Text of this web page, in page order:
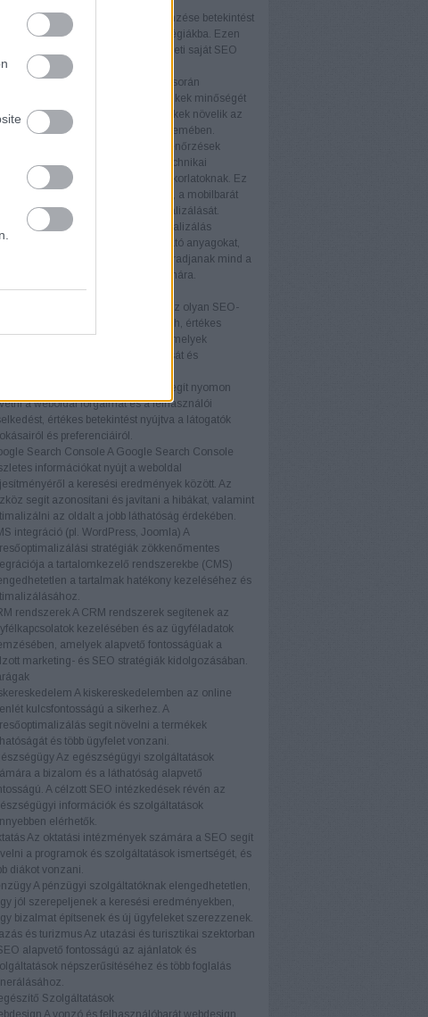
A versenytársak elemzése betekintést
a piaci trendekbe és sikeres stratégiákba. Ezen
felhasználásával fejlesztheti saját SEO
és versenyelőnyhöz juthat.
elemzés
A backlink elemzés során
a weboldalra mutató linkek minőségét
A kiváló minőségű linkek növelik az
hitelességét a keresőmotorok szemében.
A technikai ellenőrzések
hogy a weboldal minden technikai
megfeleljen a legjobb gyakorlatoknak. Ez
foglalja a betöltési sebesség, a mobilbarát
és az indexelhetőség optimalizálását.
A tartalomoptimalizálás
javítja az oldalon található anyagokat,
azok relevánsak és vonzóak maradjanak mind a
mind a keresőmotorok számára.
Az olyan SEO-
mint az Ahrefs és a SEMrush, értékes
és elemzéseket nyújtanak, amelyek
a SEO stratégiák kialakítását és
A Google Analytics segít nyomon
a weboldal forgalmát és a felhasználói
értékes betekintést nyújtva a látogatók
és preferenciáiról.
Search Console A Google Search Console
információkat nyújt a weboldal
a keresési eredmények között. Az
segít azonosítani és javítani a hibákat, valamint
az oldalt a jobb láthatóság érdekében.
integráció (pl. WordPress, Joomla) A
stratégiák zökkenőmentes
a tartalomkezelő rendszerekbe (CMS)
a tartalmak hatékony kezeléséhez és
rendszerekA CRM rendszerek segítenek az
kezelésében és az ügyféladatok
amelyek alapvető fontosságúak a
marketing- és SEO stratégiák kidolgozásában.
A kiskereskedelemben az online
kulcsfontosságú a sikerhez. A
segít növelni a termékek
és több ügyfelet vonzani.
Az egészségügyi szolgáltatások
a bizalom és a láthatóság alapvető
A célzott SEO intézkedések révén az
információk és szolgáltatások
elérhetők.
Az oktatási intézmények számára a SEO segít
a programok és szolgáltatások ismertségét, és
diákot vonzani.
A pénzügyi szolgáltatóknak elengedhetetlen,
jól szerepeljenek a keresési eredményekben,
bizalmat építsenek és új ügyfeleket szerezzenek.
és turizmusAz utazási és turisztikai szektorban
alapvető fontosságú az ajánlatok és
népszerűsítéséhez és több foglalás
Szolgáltatások
A vonzó és felhasználóbarát webdesign